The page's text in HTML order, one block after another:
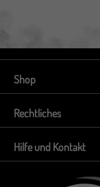
Shop
Rechtliches
Hilfe und Kontakt